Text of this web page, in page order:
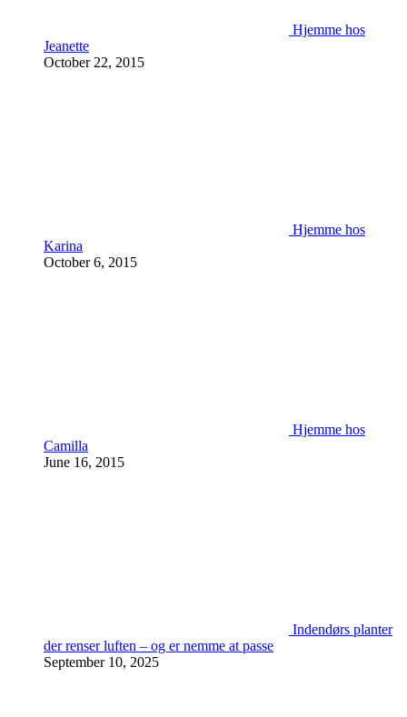
Hjemme hos
Jeanette
October 22, 2015
Hjemme hos
Karina
October 6, 2015
Hjemme hos
Camilla
June 16, 2015
Indendørs planter
der renser luften – og er nemme at passe
September 10, 2025